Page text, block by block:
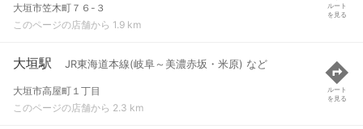
大垣市笠木町７６-３
このページの店舗から 1.9 km
ルート
を見る
大垣駅 JR東海道本線(岐阜～美濃赤坂・米原) など
大垣市高屋町１丁目
このページの店舗から 2.3 km
ルート
を見る